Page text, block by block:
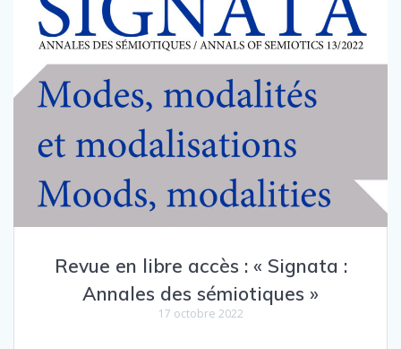
Revue en libre accès : « Signata :
Annales des sémiotiques »
17 octobre 2022